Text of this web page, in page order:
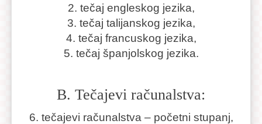
2. tečaj engleskog jezika,
3. tečaj talijanskog jezika,
4. tečaj francuskog jezika,
5. tečaj španjolskog jezika.
B. Tečajevi računalstva:
6. tečajevi računalstva – početni stupanj,